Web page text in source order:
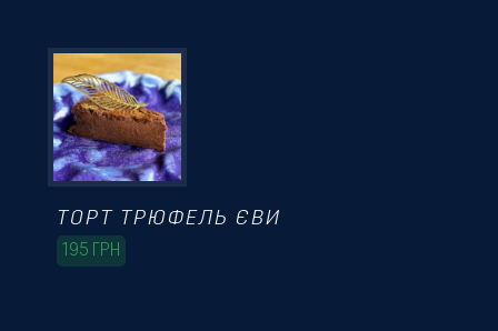
ТОРТ ТРЮФЕЛЬ ЄВИ
195 ГРН